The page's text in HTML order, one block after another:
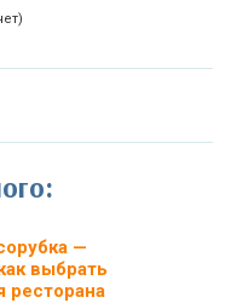
—
выбрать
ресторана